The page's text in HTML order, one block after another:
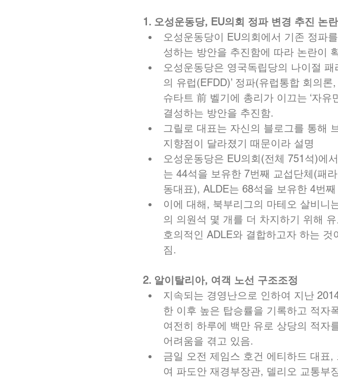
1. 오성운동당, EU의회 정파 변경 추진 논란
오성운동당이 EU의회에서 기존 정파
성하는 방안을 추진함에 따라 논란이
오성운동당은 영국독립당의 나이절
의 유럽(EFDD)’ 정파(유럽통합 회의
슈타트 前 벨기에 총리가 이끄는 ‘자유
결성하는 방안을 추진함.
그릴로 대표는 자신의 블로그를 통해
지향점이 달라졌기 때문이라 설명
오성운동당은 EU의회(전체 751석)에
는 44석을 보유한 7번째 교섭단체(패
동대표), ALDE는 68석을 보유한 4번
이에 대해, 북부리그의 마테오 살비니
의 의원석 몇 개를 더 차지하기 위해
호의적인 ADLE와 결합하고자 하는
짐.
2. 알이탈리아, 여객 노선 구조조정
지속되는 경영난으로 인하여 지난
한 이후 높은 탑승률을 기록하고 적자
여전히 하루에 백만 유로 상당의 적자
어려움을 겪고 있음.
금일 오전 제임스 호건 에티하드 대표
여 파도안 재경부장관, 델리오 교통부